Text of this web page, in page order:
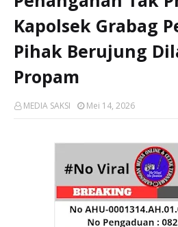
Kapolsek Grabag
Pihak Berujung
Propam
MEDIA SAKSI Mei 14, 2026